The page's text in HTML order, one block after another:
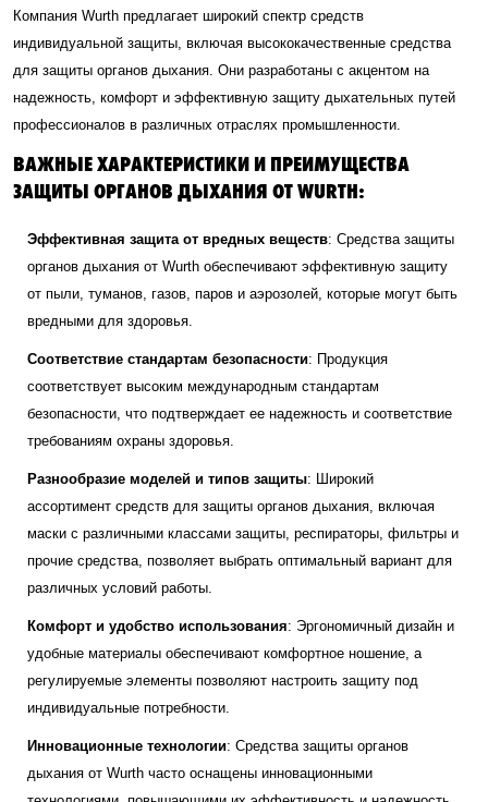
Компания Wurth предлагает широкий спектр средств
индивидуальной защиты, включая высококачественные средства
для защиты органов дыхания. Они разработаны с акцентом на
надежность, комфорт и эффективную защиту дыхательных путей
профессионалов в различных отраслях промышленности.
ВАЖНЫЕ ХАРАКТЕРИСТИКИ И ПРЕИМУЩЕСТВА
ЗАЩИТЫ ОРГАНОВ ДЫХАНИЯ ОТ WURTH:
Эффективная защита от вредных веществ: Средства защиты
органов дыхания от Wurth обеспечивают эффективную защиту
от пыли, туманов, газов, паров и аэрозолей, которые могут быть
вредными для здоровья.
Соответствие стандартам безопасности: Продукция
соответствует высоким международным стандартам
безопасности, что подтверждает ее надежность и соответствие
требованиям охраны здоровья.
Разнообразие моделей и типов защиты: Широкий
ассортимент средств для защиты органов дыхания, включая
маски с различными классами защиты, респираторы, фильтры и
прочие средства, позволяет выбрать оптимальный вариант для
различных условий работы.
Комфорт и удобство использования: Эргономичный дизайн и
удобные материалы обеспечивают комфортное ношение, а
регулируемые элементы позволяют настроить защиту под
индивидуальные потребности.
Инновационные технологии: Средства защиты органов
дыхания от Wurth часто оснащены инновационными